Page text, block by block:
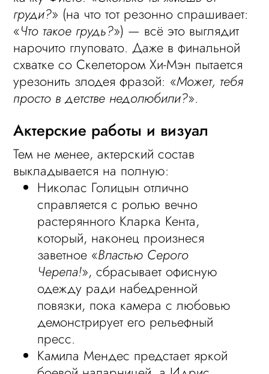
груди?» (на что тот резонно спрашивает:
«Что такое грудь?») — всё это выглядит
нарочито глуповато. Даже в финальной
схватке со Скелетором Хи-Мэн пытается
урезонить злодея фразой: «Может, тебя
просто в детстве недолюбили?».
Актерские работы и визуал
Тем не менее, актерский состав
выкладывается на полную:
Николас Голицын отлично
справляется с ролью вечно
растерянного Кларка Кента,
который, наконец произнеся
заветное «Властью Серого
Черепа!», сбрасывает офисную
одежду ради набедренной
повязки, пока камера с любовью
демонстрирует его рельефный
пресс.
Камила Мендес предстает яркой